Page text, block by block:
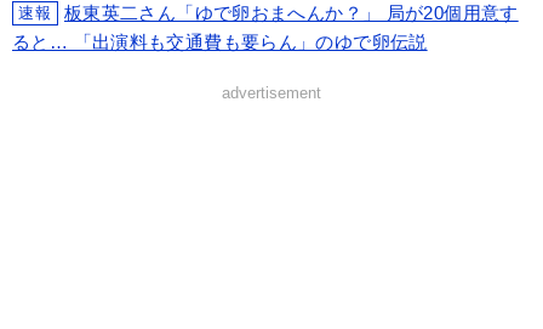
速報
板東英二さん「ゆで卵おまへんか？」 局が20個用意す
ると… 「出演料も交通費も要らん」のゆで卵伝説
advertisement